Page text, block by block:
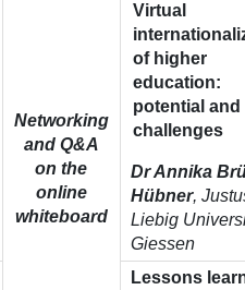
Networking
and Q&A
on the
online
whiteboard
Virtual
of higher
education:
potential and
challenges
Dr Annika
Hübner,
Liebig
Giessen
Lessons